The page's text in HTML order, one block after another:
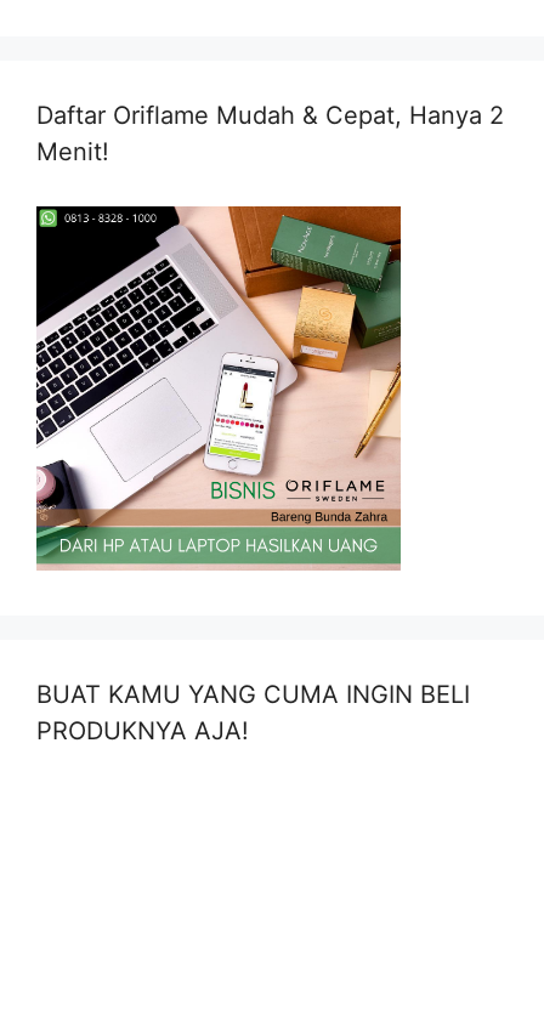
Daftar Oriflame Mudah & Cepat, Hanya 2
Menit!
BUAT KAMU YANG CUMA INGIN BELI
PRODUKNYA AJA!